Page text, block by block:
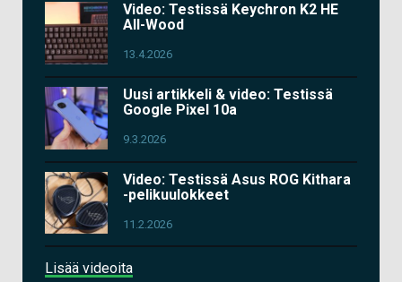
Video: Testissä Keychron K2 HE
All-Wood
13.4.2026
Uusi artikkeli & video: Testissä
Google Pixel 10a
9.3.2026
Video: Testissä Asus ROG Kithara
-pelikuulokkeet
11.2.2026
Lisää videoita